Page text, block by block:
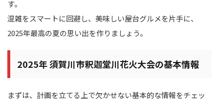
す。
混雑をスマートに回避し、美味しい屋台グルメを片手に、
2025年最高の夏の思い出を作りましょう。
2025年 須賀川市釈迦堂川花火大会の基本情報
まずは、計画を立てる上で欠かせない基本的な情報をチェッ